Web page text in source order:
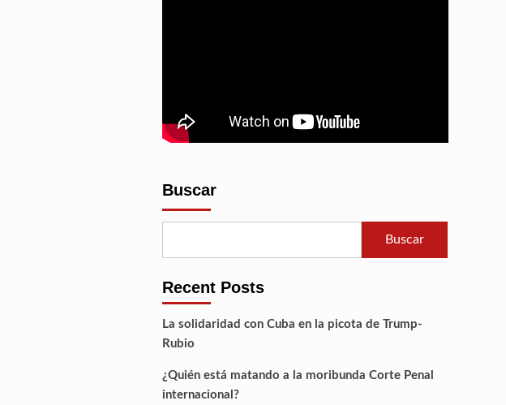
Buscar
Buscar
Recent Posts
La solidaridad con Cuba en la picota de Trump-
Rubio
¿Quién está matando a la moribunda Corte Penal
internacional?